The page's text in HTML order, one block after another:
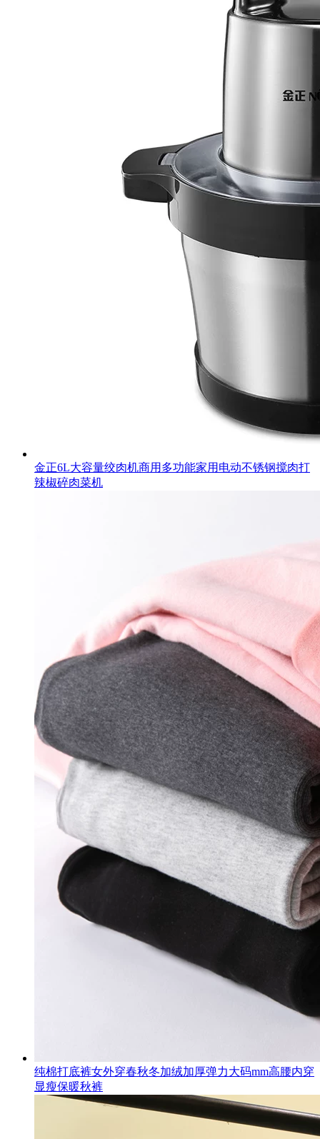
金正6L大容量绞肉机商用多功能家用电动不锈钢搅肉打
辣椒碎肉菜机
纯棉打底裤女外穿春秋冬加绒加厚弹力大码mm高腰内穿
显瘦保暖秋裤